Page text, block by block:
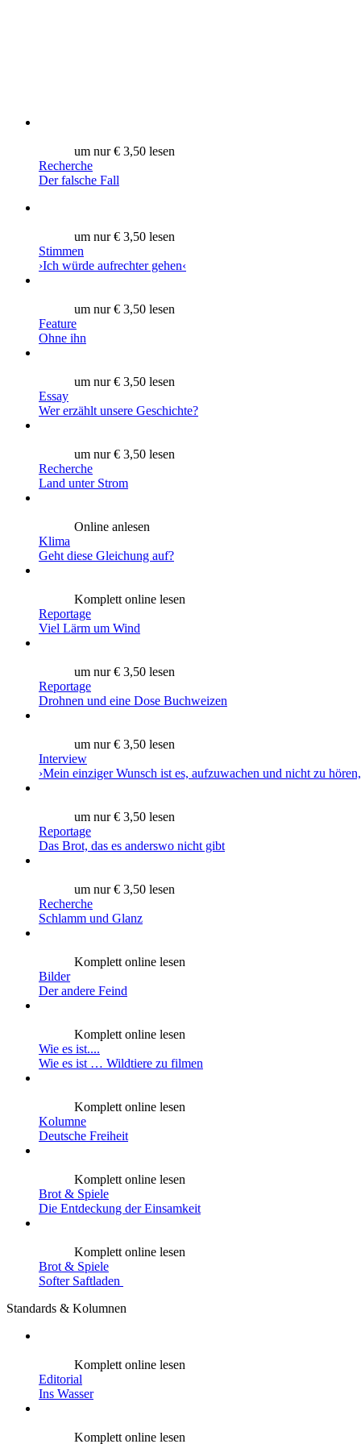
um nur € 3,50 lesen
Recherche
Der falsche Fall
um nur € 3,50 lesen
Stimmen
›Ich würde aufrechter gehen‹
um nur € 3,50 lesen
Feature
Ohne ihn
um nur € 3,50 lesen
Essay
Wer erzählt unsere Geschichte?
um nur € 3,50 lesen
Recherche
Land unter Strom
Online anlesen
Klima
Geht diese Gleichung auf?
Komplett online lesen
Reportage
Viel Lärm um Wind
um nur € 3,50 lesen
Reportage
Drohnen und eine Dose Buchweizen
um nur € 3,50 lesen
Interview
›Mein einziger Wunsch ist es, aufzuwachen und nicht zu
um nur € 3,50 lesen
Reportage
Das Brot, das es anderswo nicht gibt
um nur € 3,50 lesen
Recherche
Schlamm und Glanz
Komplett online lesen
Bilder
Der andere Feind
Komplett online lesen
Wie es ist....
Wie es ist … Wildtiere zu filmen
Komplett online lesen
Kolumne
Deutsche Freiheit
Komplett online lesen
Brot & Spiele
Die Entdeckung der Einsamkeit
Komplett online lesen
Brot & Spiele
Softer Saftladen
Standards & Kolumnen
Komplett online lesen
Editorial
Ins Wasser
Komplett online lesen